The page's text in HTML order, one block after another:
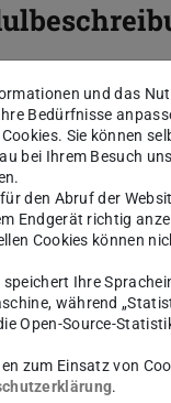
Lehr-,
– Kein
und das
Bedürfnisse
Sie können
bei Ihrem Besuch
den Abruf der
Endgerät richtig
Cookies können
Ihre
während
Open-Source-
zum Einsatz von
.